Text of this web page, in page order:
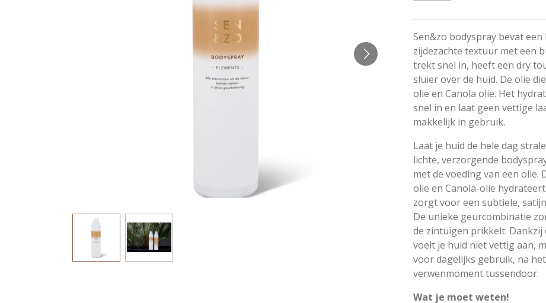
Sen&zo bodyspray bevat
zijdezachte textuur met een
trekt snel in, heeft een dry
sluier over de huid. De olie
olie en Canola olie. Het
snel in en laat geen vettige
makkelijk in gebruik.
Laat je huid de hele dag
lichte, verzorgende
met de voeding van een olie.
olie en Canola-olie
zorgt voor een subtiele,
De unieke geurcombinatie
de zintuigen prikkelt.
voelt je huid niet vettig aan,
voor dagelijks gebruik, na
verwenmoment tussendoor.
Wat je moet weten!